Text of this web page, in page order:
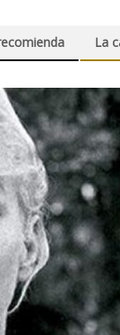
La